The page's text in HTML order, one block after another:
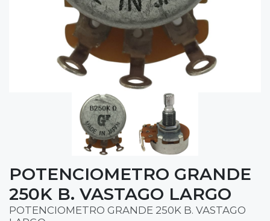
POTENCIOMETRO GRANDE
250K B. VASTAGO LARGO
POTENCIOMETRO GRANDE 250K B. VASTAGO